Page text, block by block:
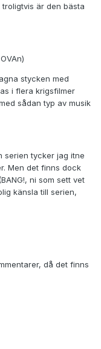
är den bästa
stycken med
i flera krigsfilmer
sådan typ av musik
serien tycker jag itne
Men det finns dock
ni som sett vet
känsla till serien,
då det finns